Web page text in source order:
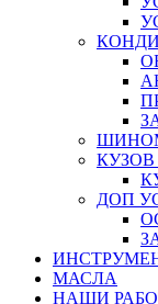
ДОП
МАСЛА
НАШИ